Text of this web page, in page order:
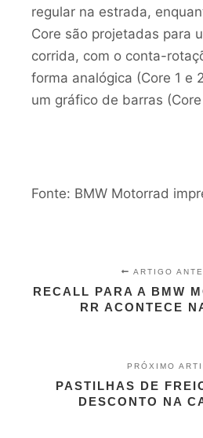
regular na estrada,
Core são projetadas para
corrida, com o conta-
forma analógica (Core 1 e
um gráfico de barras
Fonte: BMW Motorrad
ARTIGO
RECALL PARA A BMW
RR ACONTECE
PRÓXIMO
PASTILHAS DE
DESCONTO NA